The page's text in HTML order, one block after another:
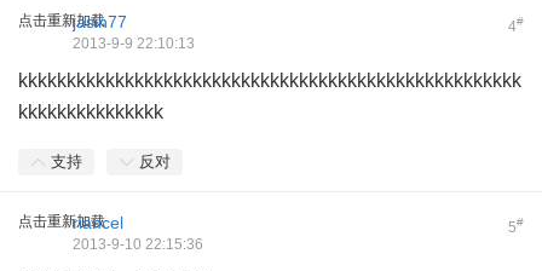
点击重新加载 4#
jasin77
2013-9-9 22:10:13
kkkkkkkkkkkkkkkkkkkkkkkkkkkkkkkkkkkkkkkkkkkkkkkkkkkk
kkkkkkkkkkkkkkk
支持 反对
点击重新加载 5#
riancel
2013-9-10 22:15:36